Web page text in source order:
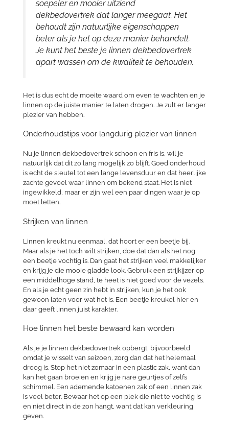
soepeler en mooier uitziend
dekbedovertrek dat langer meegaat. Het
behoudt zijn natuurlijke eigenschappen
beter als je het op deze manier behandelt.
Je kunt het beste je linnen dekbedovertrek
apart wassen om de kwaliteit te behouden.
Het is dus echt de moeite waard om even te wachten en je
linnen op de juiste manier te laten drogen. Je zult er langer
plezier van hebben.
Onderhoudstips voor langdurig plezier van linnen
Nu je linnen dekbedovertrek schoon en fris is, wil je
natuurlijk dat dit zo lang mogelijk zo blijft. Goed onderhoud
is echt de sleutel tot een lange levensduur en dat heerlijke
zachte gevoel waar linnen om bekend staat. Het is niet
ingewikkeld, maar er zijn wel een paar dingen waar je op
moet letten.
Strijken van linnen
Linnen kreukt nu eenmaal, dat hoort er een beetje bij.
Maar als je het toch wilt strijken, doe dat dan als het nog
een beetje vochtig is. Dan gaat het strijken veel makkelijker
en krijg je die mooie gladde look. Gebruik een strijkijzer op
een middelhoge stand, te heet is niet goed voor de vezels.
En als je echt geen zin hebt in strijken, kun je het ook
gewoon laten voor wat het is. Een beetje kreukel hier en
daar geeft linnen juist karakter.
Hoe linnen het beste bewaard kan worden
Als je je linnen dekbedovertrek opbergt, bijvoorbeeld
omdat je wisselt van seizoen, zorg dan dat het helemaal
droog is. Stop het niet zomaar in een plastic zak, want dan
kan het gaan broeien en krijg je nare geurtjes of zelfs
schimmel. Een ademende katoenen zak of een linnen zak
is veel beter. Bewaar het op een plek die niet te vochtig is
en niet direct in de zon hangt, want dat kan verkleuring
geven.